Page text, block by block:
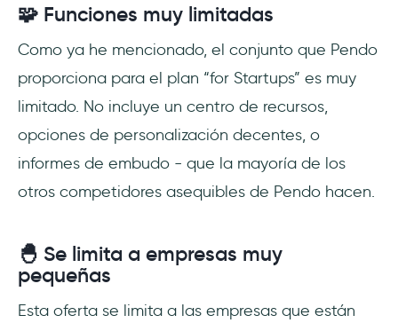
🧩 Funciones muy limitadas
Como ya he mencionado, el conjunto que Pendo
proporciona para el plan “for Startups” es muy
limitado. No incluye un centro de recursos,
opciones de personalización decentes, o
informes de embudo - que la mayoría de los
otros competidores asequibles de Pendo hacen.
🐣 Se limita a empresas muy
pequeñas
Esta oferta se limita a las empresas que están